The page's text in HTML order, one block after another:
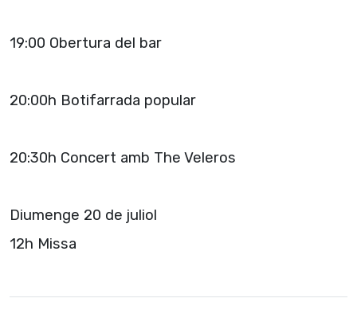
19:00 Obertura del bar
20:00h Botifarrada popular
20:30h Concert amb The Veleros
Diumenge 20 de juliol
12h Missa